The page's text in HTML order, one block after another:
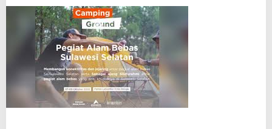
a
u
n
t
u
k
P
e
c
i